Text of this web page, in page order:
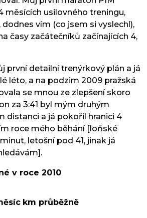
měsících usilovného treningu,
dodnes vím (co jsem si vyslechl),
časy začátečníků začínajících 4,
první detailní trenýrkový plán a já
léto, a na podzim 2009 pražská
se mnou ze zlepšení skoro
za 3:41 byl mým druhým
distanci a já pokořil hranici 4
roce mého běhání [loňské
letošní pod 41, jinak já
v roce 2010
km průběžně